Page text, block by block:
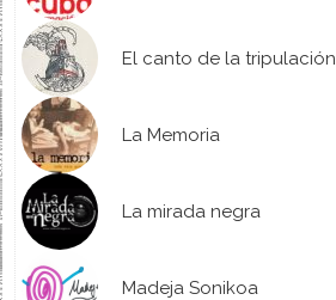
El canto de la tripulación
La Memoria
La mirada negra
Madeja Sonikoa